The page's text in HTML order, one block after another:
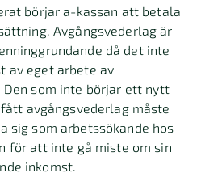
börjar a-kassan att betala
Avgångsvederlag är
då det inte
av eget arbete av
som inte börjar ett nytt
avgångsvederlag måste
sig som arbetssökande hos
för att inte gå miste om sin
inkomst.